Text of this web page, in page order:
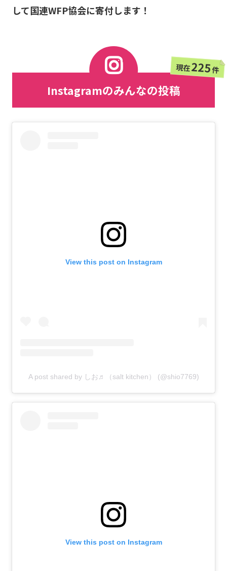
して国連WFP協会に寄付します！
Instagramのみんなの投稿
現在225件
View this post on Instagram
A post shared by しお♬（salt kitchen） (@shio7769)
View this post on Instagram